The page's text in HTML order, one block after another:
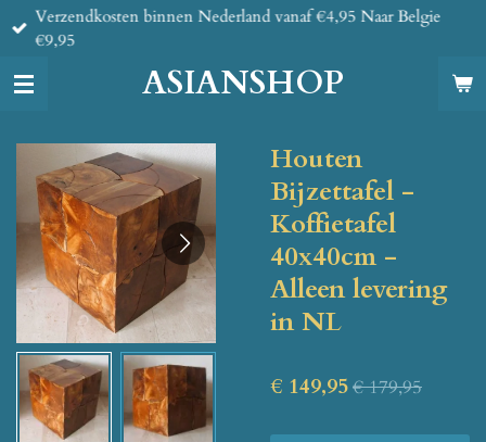
Ga
direct
de
ASIANSHOP
Verzendkosten binnen Nederland vanaf €4,95 Naar Belgie
€9,95
Houten
Bijzettafel -
Koffietafel
40x40cm -
Alleen levering
in NL
€ 149,95€ 179,95